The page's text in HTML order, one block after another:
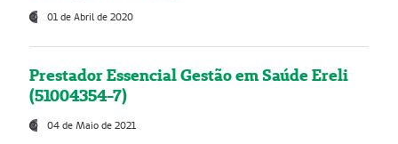
01 de Abril de 2020
Prestador Essencial Gestão em Saúde Ereli
(51004354-7)
04 de Maio de 2021